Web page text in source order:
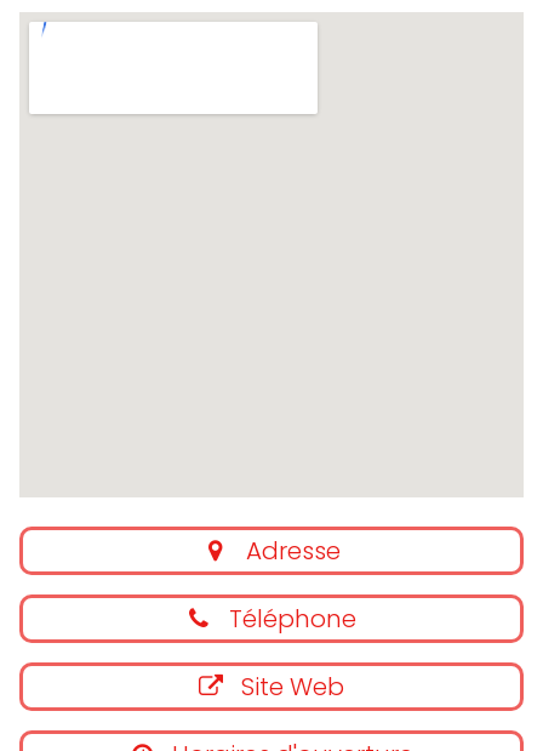
Adresse
Téléphone
Site Web